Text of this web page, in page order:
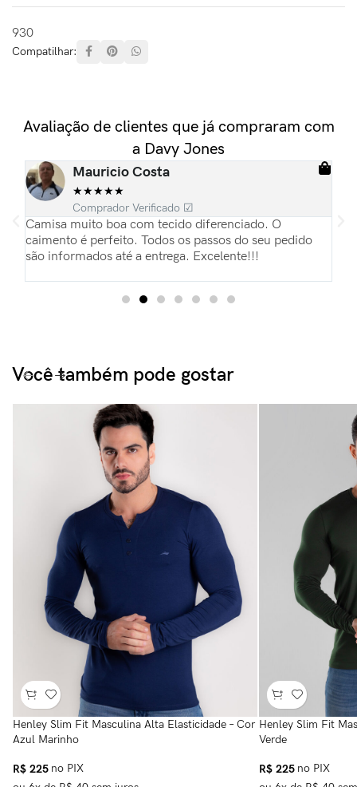
930
Compatilhar:
Avaliação de clientes que já compraram com
a Davy Jones
Mauricio Costa
★★★★★
Comprador Verificado ☑
Camisa muito boa com tecido diferenciado. O
caimento é perfeito. Todos os passos do seu pedido
são informados até a entrega. Excelente!!!
Você também pode gostar​
Henley Slim Fit Masculina Alta Elasticidade – Cor
Azul Marinho
R$ 225 no PIX
Henley Slim Fit
Verde
R$ 225 no PIX